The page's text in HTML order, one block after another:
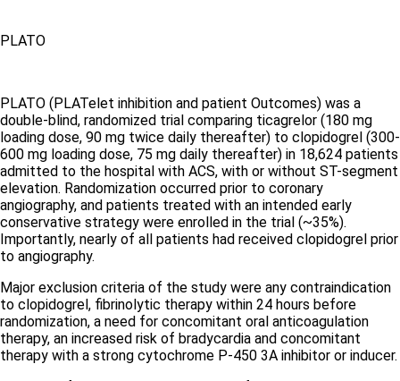
PLATO
PLATO (PLATelet inhibition and patient Outcomes) was a
double-blind, randomized trial comparing ticagrelor (180 mg
loading dose, 90 mg twice daily thereafter) to clopidogrel (300-
600 mg loading dose, 75 mg daily thereafter) in 18,624 patients
admitted to the hospital with ACS, with or without ST-segment
elevation. Randomization occurred prior to coronary
angiography, and patients treated with an intended early
conservative strategy were enrolled in the trial (~35%).
Importantly, nearly of all patients had received clopidogrel prior
to angiography.
Major exclusion criteria of the study were any contraindication
to clopidogrel, fibrinolytic therapy within 24 hours before
randomization, a need for concomitant oral anticoagulation
therapy, an increased risk of bradycardia and concomitant
therapy with a strong cytochrome P-450 3A inhibitor or inducer.